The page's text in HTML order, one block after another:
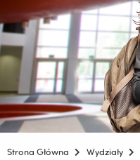
Strona Główna Wydziały